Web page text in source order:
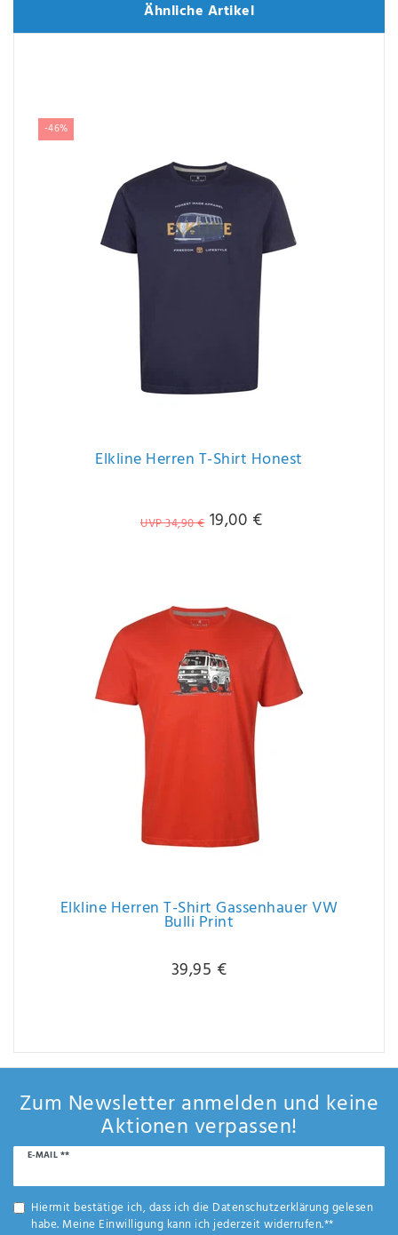
Ähnliche Artikel
-46%
Elkline Herren T-Shirt Honest
UVP 34,90 € 19,00 €
Elkline Herren T-Shirt Gassenhauer VW
Bulli Print
39,95 €
Zum Newsletter anmelden und keine
Aktionen verpassen!
E-MAIL **
Newsletter
Hiermit bestätige ich, dass ich die Daten­schutz­erklärunggelesen
habe. Meine Einwilligung kann ich jederzeit widerrufen.**